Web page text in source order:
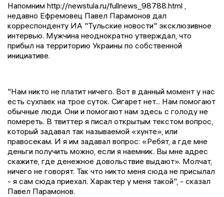
Напомним http://newstula.ru/fullnews_98788.html ,
недавно Ефремовец Павел Парамонов дал
корреспонденту ИА "Тульские новости" эксклюзивное
интервью. Мужчина неоднократно утверждал, что
прибыл на территорию Украины по собственной
инициативе.
"Нам никто не платит ничего. Вот в данный момент у нас
есть сухпаек на трое суток. Сигарет нет... Нам помогают
обычные люди. Они и помогают нам здесь с голоду не
помереть. В твиттер я писал открытым текстом вопрос,
который задавал так называемой «хунте», или
правосекам. И я им задавал вопрос: «Ребят, а где мне
деньги получить можно, если я наемник. Вы мне адрес
скажите, где денежное довольствие выдают». Молчат,
ничего не говорят. Так что никто меня сюда не присылал
- я сам сюда приехал. Характер у меня такой", - сказал
Павел Парамонов.